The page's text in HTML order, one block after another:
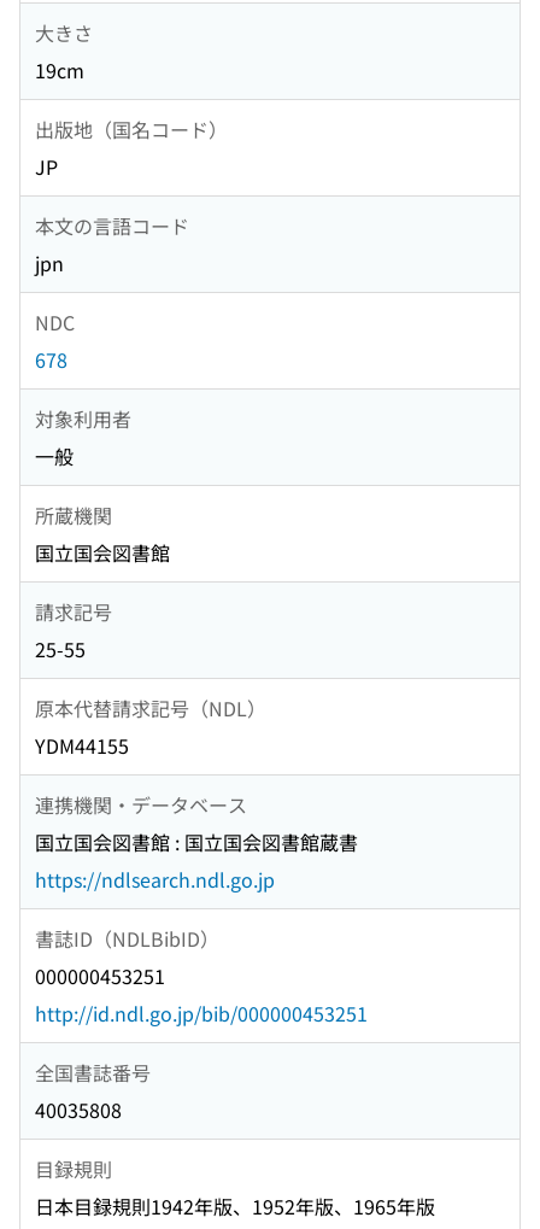
大きさ
19cm
出版地（国名コード）
JP
本文の言語コード
jpn
NDC
678
対象利用者
一般
所蔵機関
国立国会図書館
請求記号
25-55
原本代替請求記号（NDL）
YDM44155
連携機関・データベース
国立国会図書館 : 国立国会図書館蔵書
https://ndlsearch.ndl.go.jp
書誌ID（NDLBibID）
000000453251
http://id.ndl.go.jp/bib/000000453251
全国書誌番号
40035808
目録規則
日本目録規則1942年版、1952年版、1965年版